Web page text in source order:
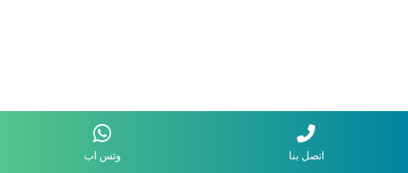
اتصل بنا وتس اب